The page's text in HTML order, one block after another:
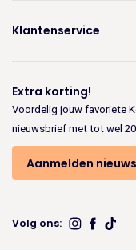
Klantenservice
Extra korting!
Voordelig jouw favoriete
nieuwsbrief met tot wel
Aanmelden
Volg ons: